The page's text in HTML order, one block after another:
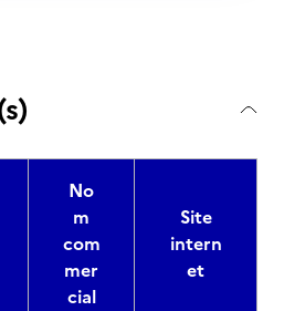
No
m
com
mer
cial
Site
intern
et